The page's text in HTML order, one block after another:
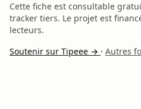
Cette fiche est consultable
tracker tiers. Le projet est
lecteurs.
Soutenir sur Tipeee → · Autres